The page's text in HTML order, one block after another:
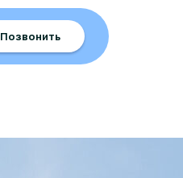
Позвонить